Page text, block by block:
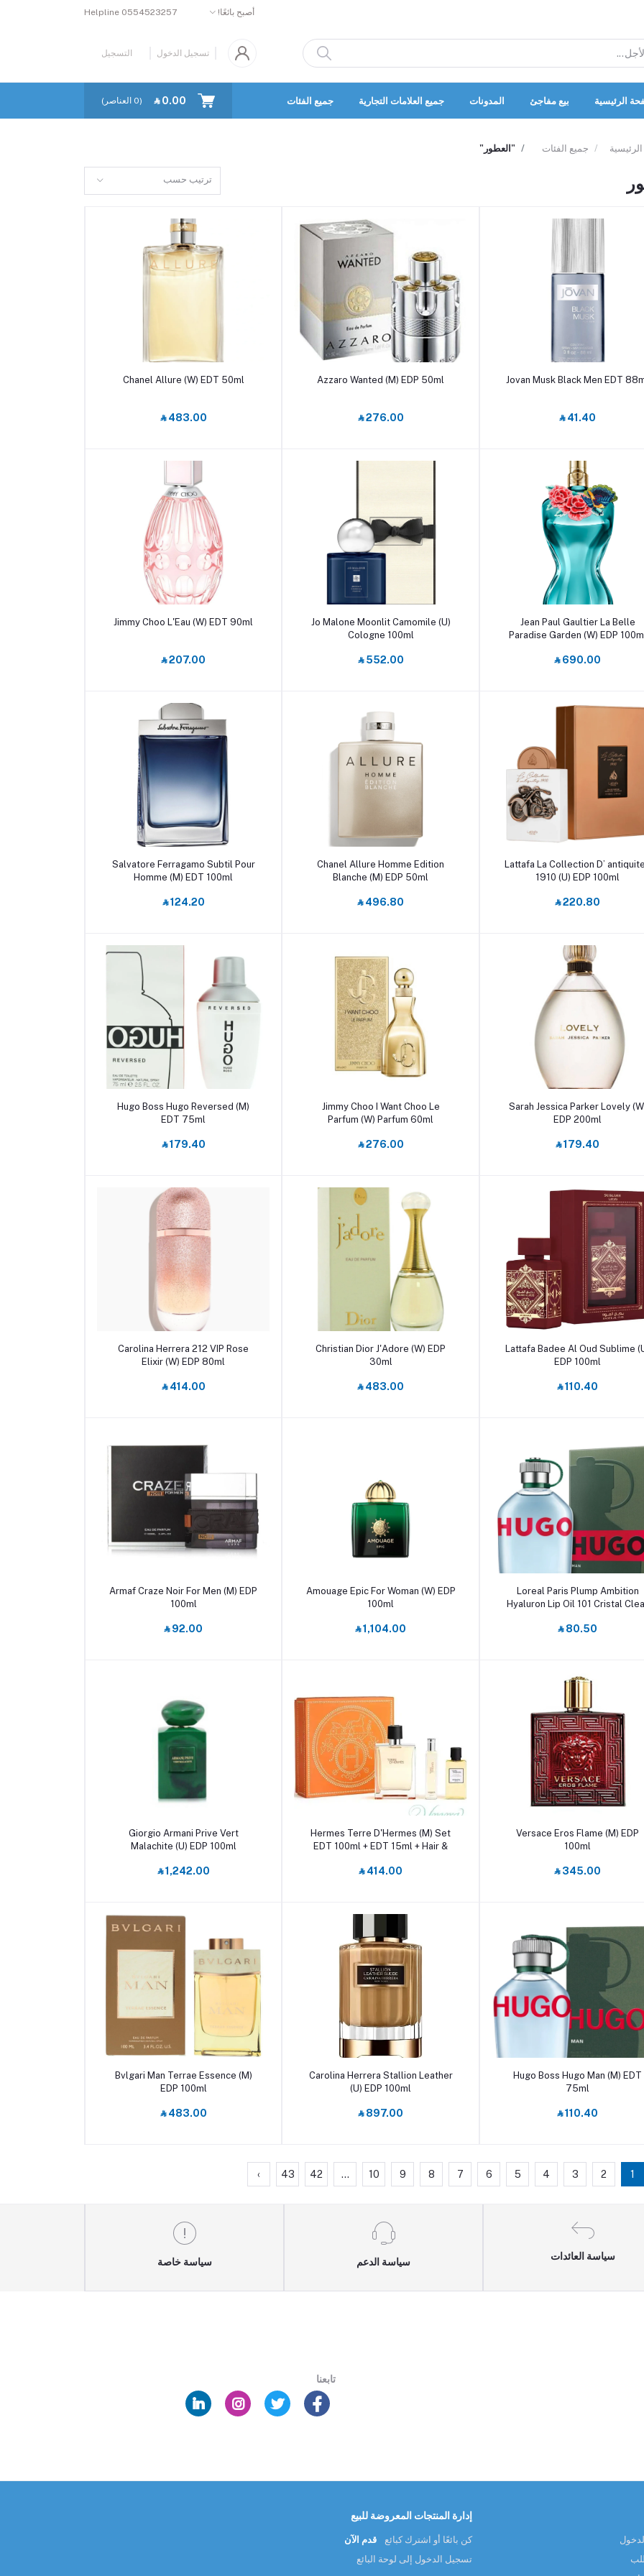
أصبح بائعًا! Helpline 0554523257
تسجيل الدخول التسجيل
الرئيسية بيع مفاجئ المدونات جميع العلامات التجارية جميع الفئات ‎⃁ 0.00
(
0 العناصر)
جميع الفئات "العطور"
ترتيب حسب
أضف إلى السلة
Jovan Musk Black Men EDT
‎⃁ 41.40
أضف إلى السلة
Azzaro Wanted (M) EDP 50ml
‎⃁ 276.00
أضف إلى السلة
Chanel Allure (W) EDT 50ml
‎⃁ 483.00
أضف إلى السلة
Jean Paul Gaultier La Belle
Paradise Garden (W) EDP
‎⃁ 690.00
أضف إلى السلة
Jo Malone Moonlit Camomile (U)
Cologne 100ml
‎⃁ 552.00
أضف إلى السلة
Jimmy Choo L'Eau (W) EDT 90ml
‎⃁ 207.00
أضف إلى السلة
Lattafa La Collection D’
1910 (U) EDP 100ml
‎⃁ 220.80
أضف إلى السلة
Chanel Allure Homme Edition
Blanche (M) EDP 50ml
‎⃁ 496.80
أضف إلى السلة
Salvatore Ferragamo Subtil Pour
Homme (M) EDT 100ml
‎⃁ 124.20
أضف إلى السلة
Sarah Jessica Parker Lovely
EDP 200ml
‎⃁ 179.40
أضف إلى السلة
Jimmy Choo I Want Choo Le
Parfum (W) Parfum 60ml
‎⃁ 276.00
أضف إلى السلة
Hugo Boss Hugo Reversed (M)
EDT 75ml
‎⃁ 179.40
أضف إلى السلة
Lattafa Badee Al Oud Sublime
EDP 100ml
‎⃁ 110.40
أضف إلى السلة
Christian Dior J'Adore (W) EDP
30ml
‎⃁ 483.00
أضف إلى السلة
Carolina Herrera 212 VIP Rose
Elixir (W) EDP 80ml
‎⃁ 414.00
أضف إلى السلة
Loreal Paris Plump Ambition
Hyaluron Lip Oil 101 Cristal
‎⃁ 80.50
أضف إلى السلة
Amouage Epic For Woman (W) EDP
100ml
‎⃁ 1,104.00
أضف إلى السلة
Armaf Craze Noir For Men (M) EDP
100ml
‎⃁ 92.00
أضف إلى السلة
Versace Eros Flame (M) EDP
100ml
‎⃁ 345.00
أضف إلى السلة
Hermes Terre D'Hermes (M) Set
EDT 100ml + EDT 15ml + Hair &
‎⃁ 414.00
أضف إلى السلة
Giorgio Armani Prive Vert
Malachite (U) EDP 100ml
‎⃁ 1,242.00
أضف إلى السلة
Hugo Boss Hugo Man (M) EDT
75ml
‎⃁ 110.40
أضف إلى السلة
Carolina Herrera Stallion Leather
(U) EDP 100ml
‎⃁ 897.00
أضف إلى السلة
Bvlgari Man Terrae Essence (M)
EDP 100ml
‎⃁ 483.00
1
2
3
4
5
6
7
8
9
10
...
42
43
›
سياسة العائدات
سياسة الدعم سياسة خاصة
تابعنا
إدارة المنتجات المعروضة للبيع
كن بائعًا أو اشترك كبائع
قدم الآن
تسجيل الدخول إلى لوحة البائع